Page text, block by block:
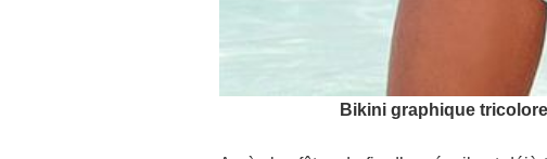
Bikini graphique